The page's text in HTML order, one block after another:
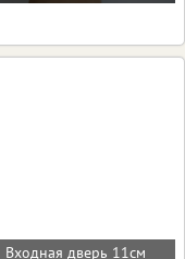
Входная дверь 11см